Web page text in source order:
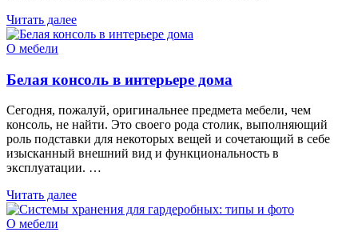
Читать далее
О мебели
Белая консоль в интерьере дома
Сегодня, пожалуй, оригинальнее предмета мебели, чем
консоль, не найти. Это своего рода столик, выполняющий
роль подставки для некоторых вещей и сочетающий в себе
изысканный внешний вид и функциональность в
эксплуатации. …
Читать далее
О мебели